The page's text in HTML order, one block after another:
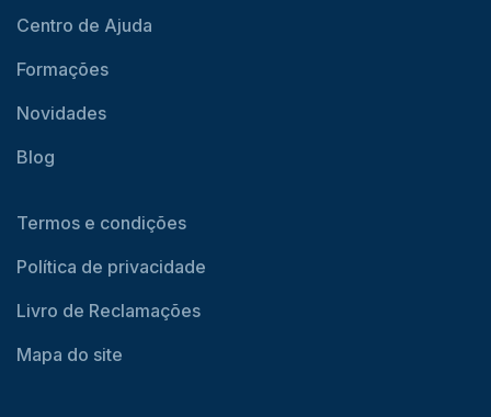
Centro de Ajuda
Formações
Novidades
Blog
Termos e condições
Política de privacidade
Livro de Reclamações
Mapa do site